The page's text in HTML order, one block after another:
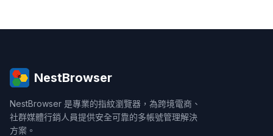
NestBrowser
NestBrowser 是專業的指紋瀏覽器，為跨境電商、
社群媒體行銷人員提供安全可靠的多帳號管理解決
方案。